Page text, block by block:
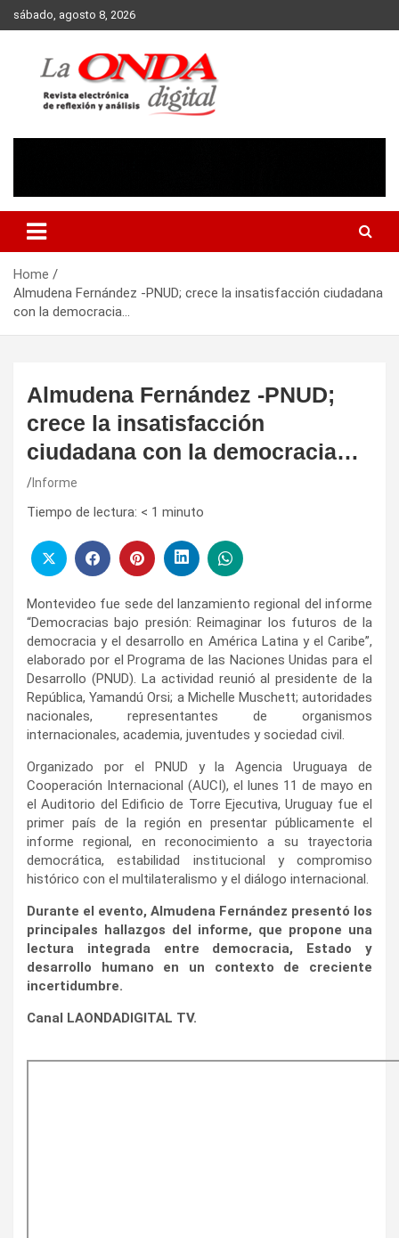
Skip
to
sábado, agosto 8, 2026
Home
Almudena Fernández -PNUD; crece la insatisfacción ciudadana
con la democracia…
Almudena Fernández -PNUD;
crece la insatisfacción
ciudadana con la democracia…
Informe
Tiempo de lectura: < 1 minuto
Montevideo fue sede del lanzamiento regional del informe
“Democracias bajo presión: Reimaginar los futuros de la
democracia y el desarrollo en América Latina y el Caribe”,
elaborado por el Programa de las Naciones Unidas para el
Desarrollo (PNUD). La actividad reunió al presidente de la
República, Yamandú Orsi; a Michelle Muschett; autoridades
nacionales, representantes de organismos
internacionales, academia, juventudes y sociedad civil.
Organizado por el PNUD y la Agencia Uruguaya de
Cooperación Internacional (AUCI), el lunes 11 de mayo en
el Auditorio del Edificio de Torre Ejecutiva, Uruguay fue el
primer país de la región en presentar públicamente el
informe regional, en reconocimiento a su trayectoria
democrática, estabilidad institucional y compromiso
histórico con el multilateralismo y el diálogo internacional.
Durante el evento, Almudena Fernández presentó los
principales hallazgos del informe, que propone una
lectura integrada entre democracia, Estado y
desarrollo humano en un contexto de creciente
incertidumbre.
Canal LAONDADIGITAL TV.